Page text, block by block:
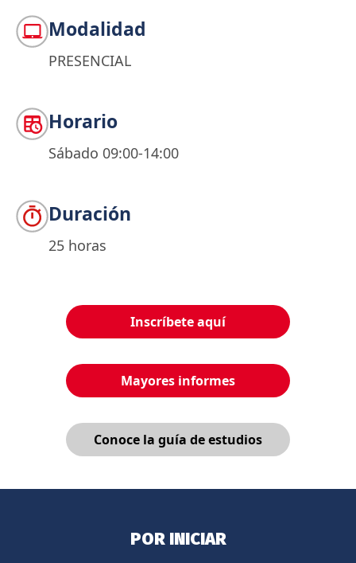
Modalidad
PRESENCIAL
Horario
Sábado 09:00-14:00
Duración
25 horas
Inscríbete aquí
Mayores informes
Conoce la guía de estudios
POR INICIAR